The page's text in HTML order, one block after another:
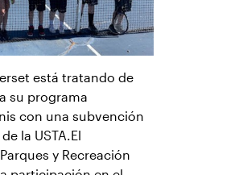
está tratando de
su programa
con una subvención
la USTA.El
y Recreación